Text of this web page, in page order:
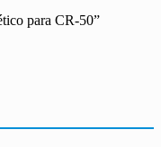
para CR-50”